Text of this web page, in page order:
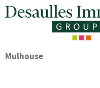
Mulhouse